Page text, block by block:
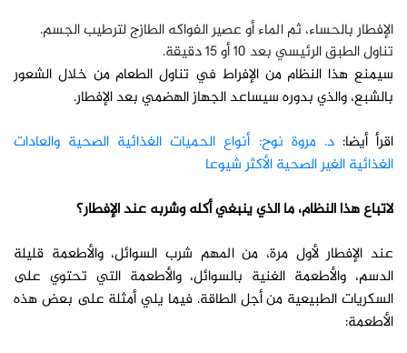
الإفطار بالحساء، ثم الماء أو عصير الفواكه الطازج لترطيب الجسم.
تناول الطبق الرئيسي بعد 10 أو 15 دقيقة.
سيمنع هذا النظام من الإفراط في تناول الطعام من خلال الشعور
بالشبع، والذي بدوره سيساعد الجهاز الهضمي بعد الإفطار.
اقرأ أيضا:د. مروة نوح: أنواع الحميات الغذائية الصحية والعادات
الغذائية الغير الصحية الأكثر شيوعا
لاتباع هذا النظام، ما الذي ينبغي أكله وشربه عند الإفطار؟
عند الإفطار لأول مرة، من المهم شرب السوائل، والأطعمة قليلة
الدسم، والأطعمة الغنية بالسوائل، والأطعمة التي تحتوي على
السكريات الطبيعية من أجل الطاقة. فيما يلي أمثلة على بعض هذه
الأطعمة: